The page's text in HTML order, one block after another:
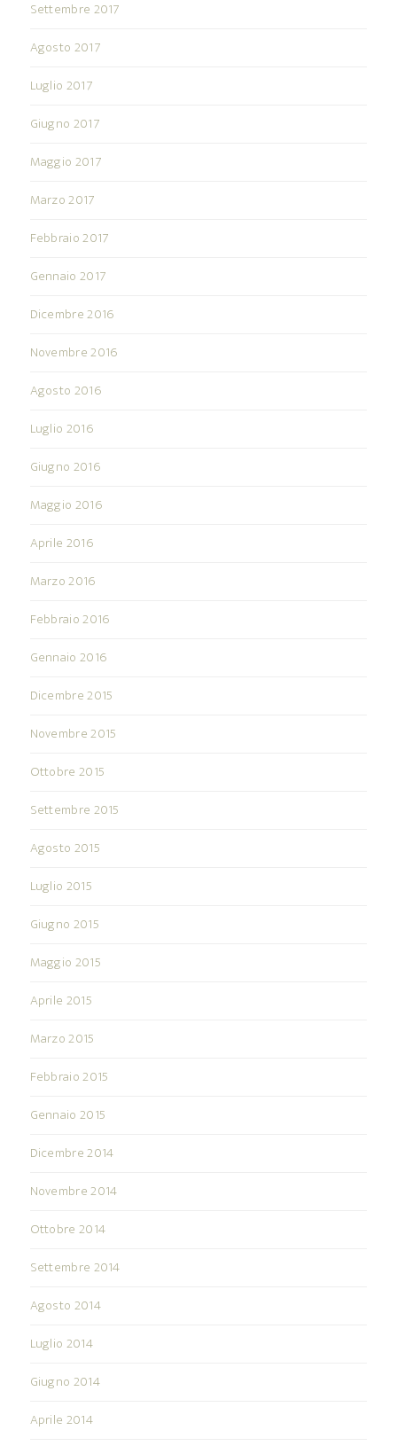
Settembre 2017
Agosto 2017
Luglio 2017
Giugno 2017
Maggio 2017
Marzo 2017
Febbraio 2017
Gennaio 2017
Dicembre 2016
Novembre 2016
Agosto 2016
Luglio 2016
Giugno 2016
Maggio 2016
Aprile 2016
Marzo 2016
Febbraio 2016
Gennaio 2016
Dicembre 2015
Novembre 2015
Ottobre 2015
Settembre 2015
Agosto 2015
Luglio 2015
Giugno 2015
Maggio 2015
Aprile 2015
Marzo 2015
Febbraio 2015
Gennaio 2015
Dicembre 2014
Novembre 2014
Ottobre 2014
Settembre 2014
Agosto 2014
Luglio 2014
Giugno 2014
Aprile 2014